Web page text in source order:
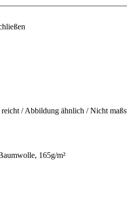
/ Abbildung ähnlich / Nicht
165g/m²